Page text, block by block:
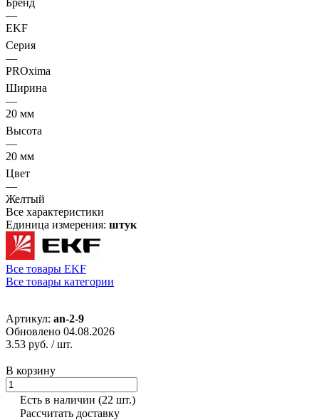
—
EKF
Серия
—
PROxima
Ширина
—
20 мм
Высота
—
20 мм
Цвет
—
Желтый
Все характеристики
Единица измерения: штук
Все товары EKF
Все товары категории
Артикул: an-2-9
Обновлено 04.08.2026
3.53 руб. / шт.
В корзину
Есть в наличии (22 шт.)
Рассчитать доставку